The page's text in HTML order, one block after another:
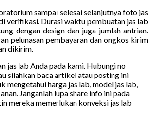
sampai selesai selanjutnya foto jas
verifikasi. Durasi waktu pembuatan jas lab
dengan design dan juga jumlah antrian.
pelunasan pembayaran dan ongkos kirim
dikirim.
jas lab Anda pada kami. Hubungi no
silahkan baca artikel atau posting ini
mengetahui harga jas lab, model jas lab,
Janganlah lupa share info ini pada
mereka memerlukan konveksi jas lab